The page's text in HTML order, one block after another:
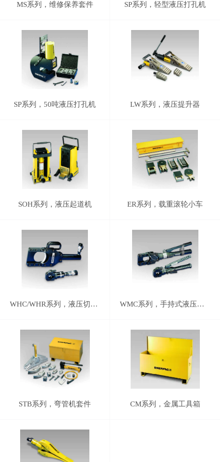
MS系列，维修保养套件 SP系列，轻型液压打孔机
SP系列，50吨液压打孔机 LW系列，液压提升器
SOH系列，液压起道机 ER系列，载重滚轮小车
WHC/WHR系列，液压切割器 WMC系列，手持式液压切割器
STB系列，弯管机套件 CM系列，金属工具箱